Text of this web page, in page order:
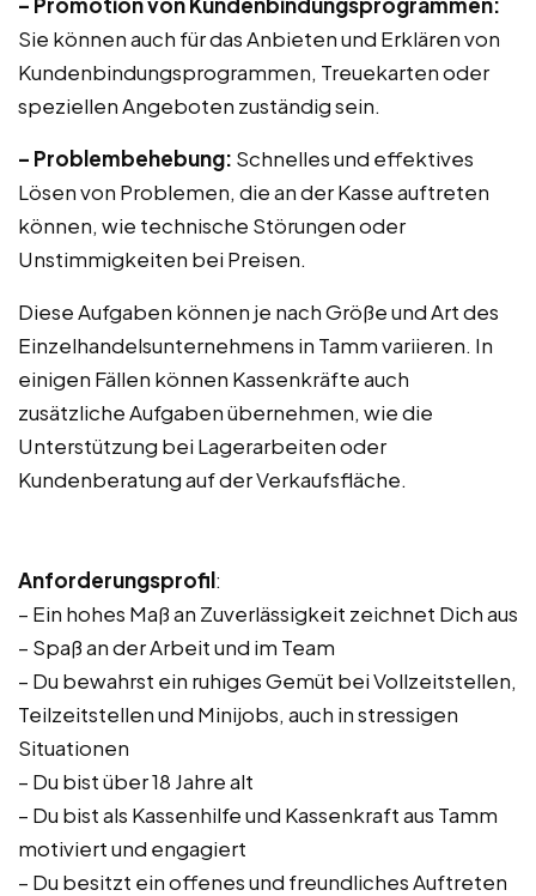
Sie können auch für das Anbieten und Erklären von
Kundenbindungsprogrammen, Treuekarten oder
speziellen Angeboten zuständig sein.
– Problembehebung: Schnelles und effektives
Lösen von Problemen, die an der Kasse auftreten
können, wie technische Störungen oder
Unstimmigkeiten bei Preisen.
Diese Aufgaben können je nach Größe und Art des
Einzelhandelsunternehmens in Tamm variieren. In
einigen Fällen können Kassenkräfte auch
zusätzliche Aufgaben übernehmen, wie die
Unterstützung bei Lagerarbeiten oder
Kundenberatung auf der Verkaufsfläche.
Anforderungsprofil:
– Ein hohes Maß an Zuverlässigkeit zeichnet Dich aus
– Spaß an der Arbeit und im Team
– Du bewahrst ein ruhiges Gemüt bei Vollzeitstellen,
Teilzeitstellen und Minijobs, auch in stressigen
Situationen
– Du bist über 18 Jahre alt
– Du bist als Kassenhilfe und Kassenkraft aus Tamm
motiviert und engagiert
– Du besitzt ein offenes und freundliches Auftreten